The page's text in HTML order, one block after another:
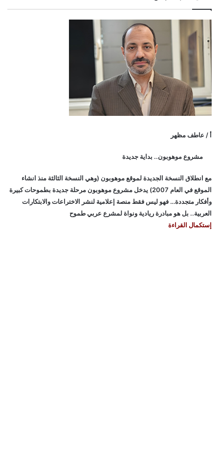
أ / عاطف مظهر
مشروع موهوبون.. بداية جديدة
مع انطلاق النسخة الجديدة لموقع موهوبون (وهي النسخة الثالثة منذ انشاء
الموقع في العام 2007) يدخل مشروع موهوبون مرحلة جديدة بطموحات كبيرة
وأفكار متجددة… فهو ليس فقط منصة إعلامية لنشر الاختراعات والابتكارات
العربية.. بل هو مبادرة ريادية ونواة لمشرع عربي طموح
إستكمال القراءة